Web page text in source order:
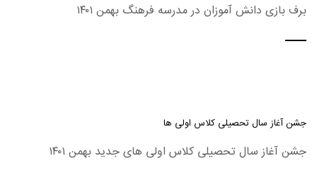
برف بازی دانش آموزان در مدرسه فرهنگ بهمن ۱۴۰۱
جشن آغاز سال تحصیلی کلاس اولی ها
جشن آغاز سال تحصیلی کلاس اولی های جدید بهمن ۱۴۰۱